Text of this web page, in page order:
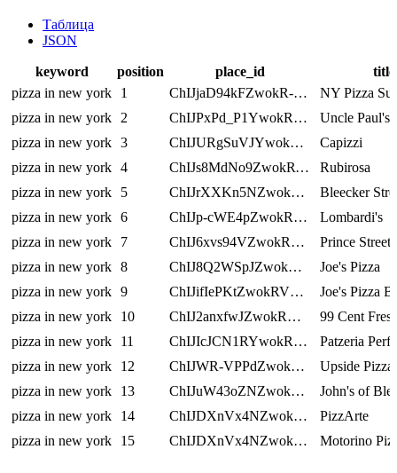
Таблица
JSON
keyword position place_id
title
pizza in new york
1 ChIJjaD94kFZwokR-20CXqlpy_4
NY Pizza
pizza in new york
2 ChIJPxPd_P1YwokRfzLhSiACEoU
Uncle Paul's
pizza in new york 3 ChIJURgSuVJYwokRyUTyhXB9K4c
Capizzi
pizza in new york 4 ChIJs8MdNo9ZwokRTPUHiArLC-o
Rubirosa
pizza in new york
5 ChIJrXXKn5NZwokR78g0ipCnY60
Bleecker
pizza in new york 6 ChIJp-cWE4pZwokRmUI8_BIF8dg
Lombardi's
pizza in new york
7 ChIJ6xvs94VZwokRnT1D2lX2OTw
Prince Street
pizza in new york 8 ChIJ8Q2WSpJZwokRQz-bYYgEskM
Joe's Pizza
pizza in new york 9 ChIJifIePKtZwokRVZ-UdRGkZzs
Joe's Pizza
pizza in new york
10 ChIJ2anxfwJZwokRH54cR9u5fwI
99 Cent
pizza in new york
11 ChIJIcJCN1RYwokRHQzLh_iGQwI
Patzeria
pizza in new york
12 ChIJWR-VPPdZwokREIm6K9oanwA
Upside Pizza
pizza in new york
13 ChIJuW43oZNZwokRdE5tLzpuykE
John's of
pizza in new york
14 ChIJDXnVx4NZwokRv595PRboTQk
PizzArte
pizza in new york
15 ChIJDXnVx4NZwokRv595PRboTQk Motorino